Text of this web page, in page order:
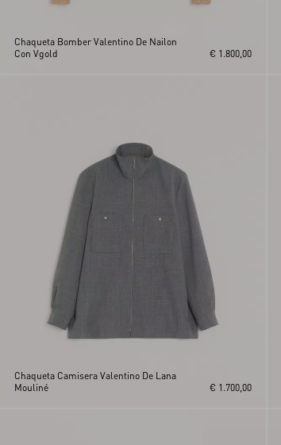
Chaqueta Bomber Valentino De Nailon
Con Vgold
€ 1.800,00
Chaqueta Camisera Valentino De Lana
Mouliné
€ 1.700,00